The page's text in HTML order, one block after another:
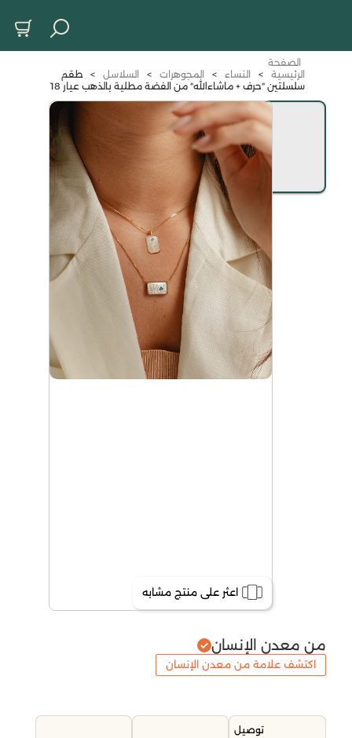
الصفحة
الرئيسية
> النساء > المجوهرات > السلاسل >
طقم
سلسلتين "حرف + ماشاءالله" من الفضة مطلية بالذهب عيار 18
اعثر على منتج مشابه
من معدن الإنسان
اكتشف علامة من معدن الإنسان
توصيل